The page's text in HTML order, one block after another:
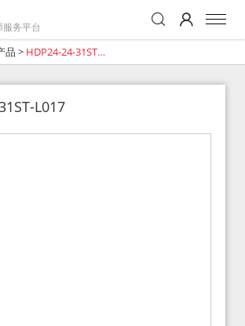
务平台
品 > HDP24-24-31ST-
L017